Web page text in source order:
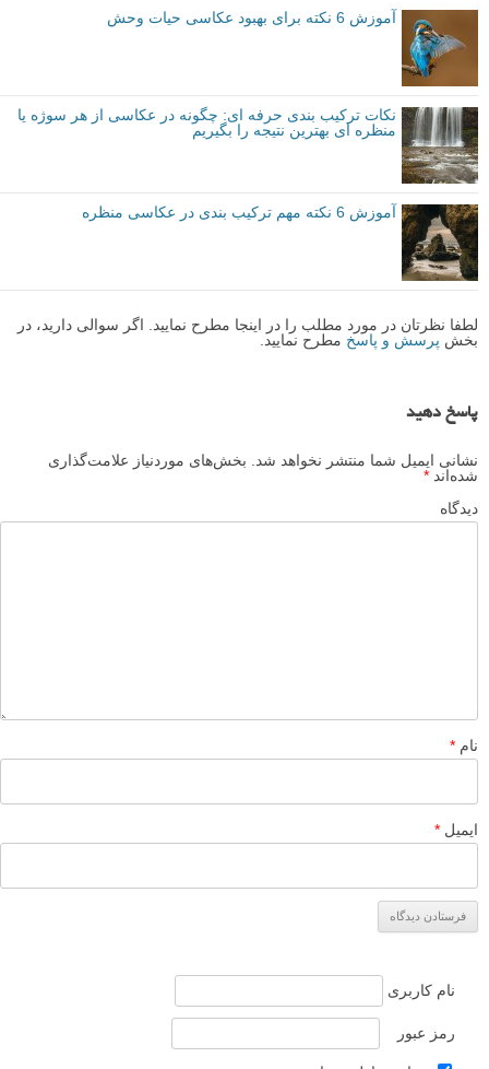
آموزش 6 نکته برای بهبود عکاسی حیات وحش
نکات ترکیب بندی حرفه ای: چگونه در عکاسی از هر سوژه یا
منظره ای بهترین نتیجه را بگیریم
آموزش 6 نکته مهم ترکیب بندی در عکاسی منظره
لطفا نظرتان در مورد مطلب را در اینجا مطرح نمایید. اگر سوالی دارید، در
بخش پرسش و پاسخ مطرح نمایید.
پاسخ دهید
نشانی ایمیل شما منتشر نخواهد شد. بخش‌های موردنیاز علامت‌گذاری
شده‌اند *
دیدگاه
نام *
ایمیل *
نام کاربری
رمز عبور